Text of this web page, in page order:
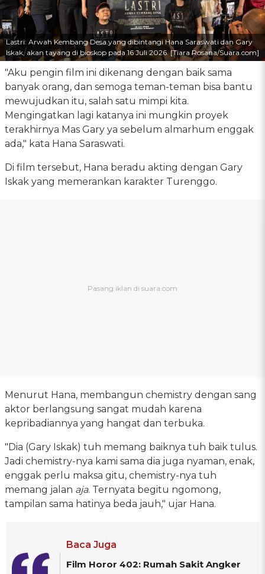
Lastri: Arwah Kembang Desa yang dibintangi Hana Saraswati dan Gary
Iskak, akan tayang di bioskop pada 16 Juli 2026. [Tiara Rosana/Suara.com]
"Aku pengin film ini dikenang dengan baik sama
banyak orang, dan semoga teman-teman bisa bantu
mewujudkan itu, salah satu mimpi kita.
Mengingatkan lagi katanya ini mungkin proyek
terakhirnya Mas Gary ya sebelum almarhum enggak
ada," kata Hana Saraswati.
Di film tersebut, Hana beradu akting dengan Gary
Iskak yang memerankan karakter Turenggo.
Menurut Hana, membangun chemistry dengan sang
aktor berlangsung sangat mudah karena
kepribadiannya yang hangat dan terbuka.
"Dia (Gary Iskak) tuh memang baiknya tuh baik tulus.
Jadi chemistry-nya kami sama dia juga nyaman, enak,
enggak perlu maksa gitu, chemistry-nya tuh
memang jalan aja. Ternyata begitu ngomong,
tampilan sama hatinya beda jauh," ujar Hana.
Baca Juga
Film Horor 402: Rumah Sakit Angker